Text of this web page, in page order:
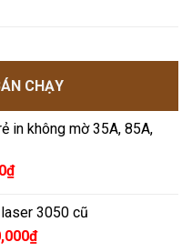
CHẠY
in không mờ 35A, 85A,
₫Giá
tại
là:
250,000₫.
3050 cũ
₫Giá